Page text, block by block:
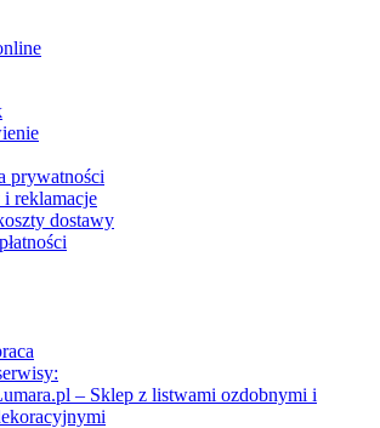
prywatności
reklamacje
dostawy
– Sklep z listwami ozdobnymi i